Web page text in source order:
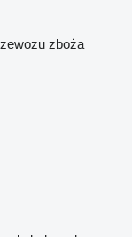
zboża